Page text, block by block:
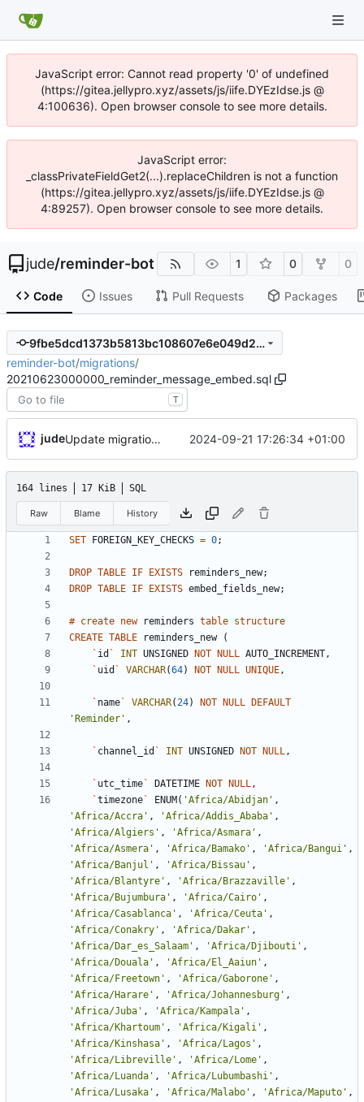
JavaScript error: Cannot read property '0' of undefined
(https://gitea.jellypro.xyz/assets/js/iife.DYEzIdse.js @
4:100636). Open browser console to see more details.
JavaScript error:
_classPrivateFieldGet2(...).replaceChildren is not a function
(https://gitea.jellypro.xyz/assets/js/iife.DYEzIdse.js @
4:89257). Open browser console to see more details.
jude/reminder-bot 1 0 0
Code Issues Pull Requests Packages
9fbe5dcd1373b5813bc108607e6e049d2476e7c0
reminder-bot/migrations/
20210623000000_reminder_message_embed.sql
T
jude Update migration script to not care about current db state 2024-09-21 17:26:34 +01:00
164 lines 17 KiB SQL
Raw Blame History
SET FOREIGN_KEY_CHECKS = 0;
DROP TABLE IF EXISTS reminders_new;
DROP TABLE IF EXISTS embed_fields_new;
# create new reminders table structure
CREATE TABLE reminders_new
(
` id ` INT UNSIGNED NOT NULL AUTO_INCREMENT,
` uid ` VARCHAR(64) NOT NULL UNIQUE,
` name ` VARCHAR(24) NOT NULL
DEFAULT
' Reminder ' ,
` channel_id ` INT UNSIGNED NOT NULL,
` utc_time ` DATETIME NOT NULL,
`timezone ` ENUM ( 'Africa/Abidjan ' ,
'Africa/Accra ' , 'Africa/Addis_Ababa ' ,
'Africa/Algiers ' , 'Africa/Asmara ' ,
'Africa/Asmera ' , 'Africa/Bamako ' , 'Africa/Bangui ' ,
'Africa/Banjul ' , 'Africa/Bissau ' ,
'Africa/Blantyre ' , 'Africa/Brazzaville ' ,
'Africa/Bujumbura ' , 'Africa/Cairo ' ,
'Africa/Casablanca ' , 'Africa/Ceuta ' ,
'Africa/Conakry ' , 'Africa/Dakar ' ,
'Africa/Dar_es_Salaam ' , 'Africa/Djibouti ' ,
'Africa/Douala ' , 'Africa/El_Aaiun ' ,
'Africa/Freetown ' , 'Africa/Gaborone ' ,
'Africa/Harare ' , 'Africa/Johannesburg ' ,
'Africa/Juba ' , 'Africa/Kampala ' ,
'Africa/Khartoum ' , 'Africa/Kigali ' ,
'Africa/Kinshasa ' , 'Africa/Lagos ' ,
'Africa/Libreville ' , 'Africa/Lome ' ,
'Africa/Luanda ' , 'Africa/Lubumbashi ' ,
'Africa/Lusaka ' , 'Africa/Malabo ' , 'Africa/Maputo ' ,